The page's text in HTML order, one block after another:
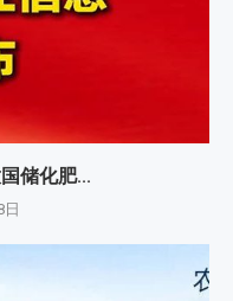
储化肥...